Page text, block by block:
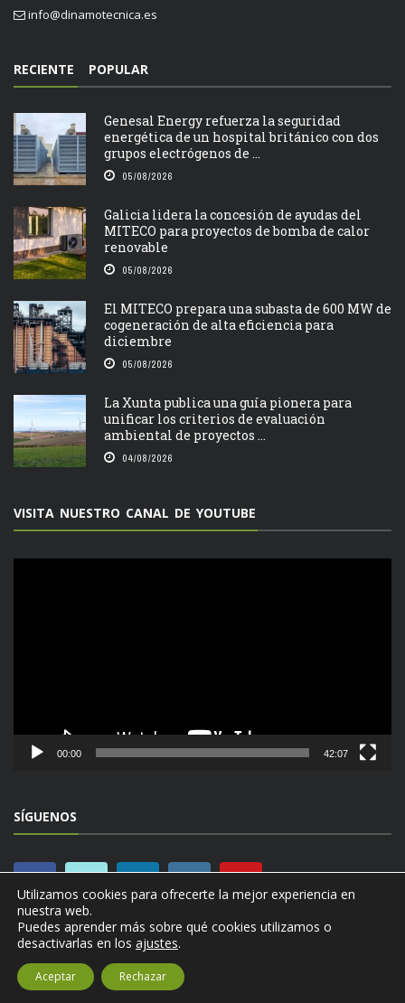
info@dinamotecnica.es
RECIENTE POPULAR
Genesal Energy refuerza la seguridad
energética de un hospital británico con dos
grupos electrógenos de ...
05/08/2026
Galicia lidera la concesión de ayudas del
MITECO para proyectos de bomba de calor
renovable
05/08/2026
El MITECO prepara una subasta de 600 MW de
cogeneración de alta eficiencia para
diciembre
05/08/2026
La Xunta publica una guía pionera para
unificar los criterios de evaluación
ambiental de proyectos ...
04/08/2026
VISITA NUESTRO CANAL DE YOUTUBE
00:00 42:07
SÍGUENOS
© Copyright DÍNAMO TÉCNICA. Todos los derechos reservados.
Utilizamos cookies para ofrecerte la mejor experiencia en
nuestra web.
Puedes aprender más sobre qué cookies utilizamos o
desactivarlas en los ajustes.
Aceptar Rechazar